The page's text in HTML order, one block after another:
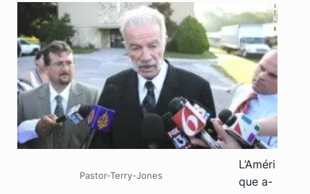
Pastor-Terry-Jones
L’Améri
que a-